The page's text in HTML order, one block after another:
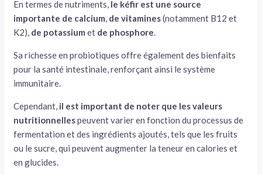
En termes de nutriments, le kéfir est une source
importante de calcium, de vitamines(notamment B12 et
K2), de potassium et de phosphore.
Sa richesse en probiotiques offre également des bienfaits
pour la santé intestinale, renforçant ainsi le système
immunitaire.
Cependant, il est important de noter que les valeurs
nutritionnellespeuvent varier en fonction du processus de
fermentation et des ingrédients ajoutés, tels que les fruits
ou le sucre, qui peuvent augmenter la teneur en calories et
en glucides.